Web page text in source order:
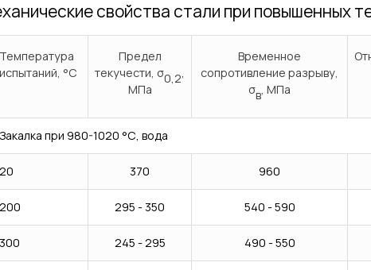
свойства стали при повышенных
Температура
испытаний, °С
Предел
текучести, σ0,2,
МПа
Временное
сопротивление разрыву,
σв, МПа
Закалка при 980-1020 °С, вода
20 370 960
200 295 - 350 540 - 590
300 245 - 295 490 - 550